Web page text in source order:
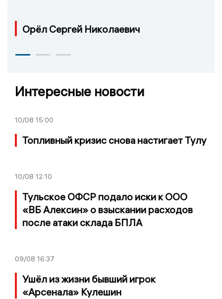
Орёл Сергей Николаевич
Интересные новости
10/08 15:00
Топливный кризис снова настигает Тулу
10/08 12:10
Тульское ОФСР подало иски к ООО
«ВБ Алексин» о взыскании расходов
после атаки склада БПЛА
09/08 16:37
Ушёл из жизни бывший игрок
«Арсенала» Кулешин